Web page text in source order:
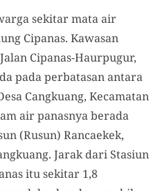
sekitar mata air
Cipanas. Kawasan
Cipanas-Haurpugur,
pada perbatasan antara
Cangkuang, Kecamatan
air panasnya berada
(Rusun) Rancaekek,
Jarak dari Stasiun
itu sekitar 1,8